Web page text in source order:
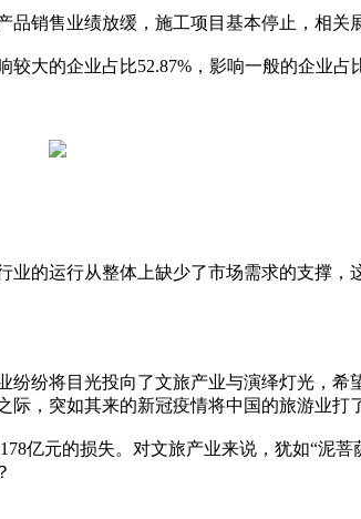
品销售业绩放缓，施工项目基本停止，相
大的企业占比52.87%，影响一般的企业占
的运行从整体上缺少了市场需求的支撑
纷将目光投向了文旅产业与演绎灯光，
，突如其来的新冠疫情将中国的旅游业打
亿元的损失。对文旅产业来说，犹如“泥